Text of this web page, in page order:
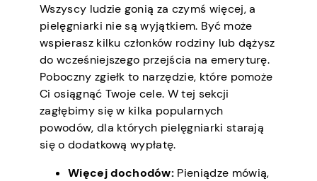
Wszyscy ludzie gonią za czymś więcej, a
pielęgniarki nie są wyjątkiem. Być może
wspierasz kilku członków rodziny lub dążysz
do wcześniejszego przejścia na emeryturę.
Poboczny zgiełk to narzędzie, które pomoże
Ci osiągnąć Twoje cele. W tej sekcji
zagłębimy się w kilka popularnych
powodów, dla których pielęgniarki starają
się o dodatkową wypłatę.
Więcej dochodów: Pieniądze mówią,